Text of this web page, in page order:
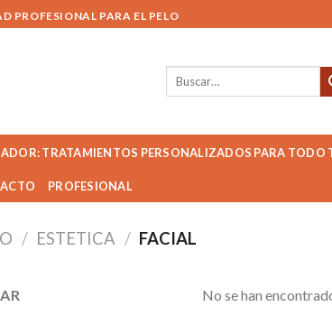
PROFESIONAL PARA EL PELO
Buscar
TRATAMIENTOS PERSONALIZADOS PARA TODO
PROFESIONAL
/ ESTETICA / FACIAL
No se han